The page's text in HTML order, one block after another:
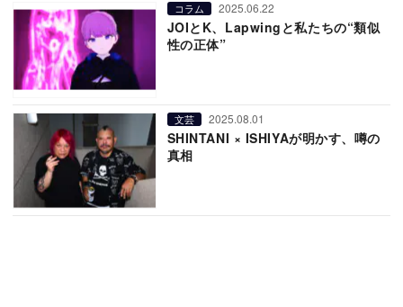
コラム 2025.06.22
JOIとK、Lapwingと私たちの“類似
性の正体”
文芸 2025.08.01
SHINTANI × ISHIYAが明かす、噂の
真相